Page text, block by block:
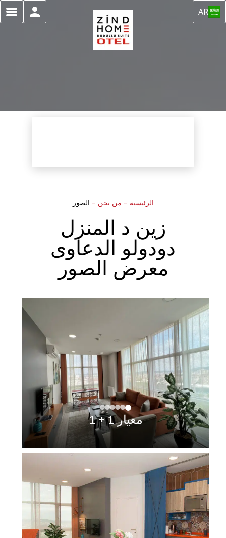
AR
الرئيسية – من نحن – الصور
زين د المنزل
دودولو الدعاوى
معرض الصور
معيار 1 + 1